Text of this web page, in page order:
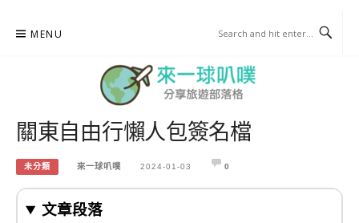
MENU
來一球叭噗
關東自由行懶人包簽名檔
未分類 來一球叭噗 2024-01-03 0
文章段落